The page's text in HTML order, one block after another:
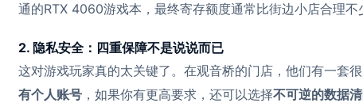
通的RTX 4060游戏本，最终寄存额度通常比街边小店合理不
2. 隐私安全：四重保障不是说说而已
这对游戏玩家真的太关键了。在观音桥的门店，他们有一套
有个人账号 ，如果你有更高要求，还可以选择不可逆的数据